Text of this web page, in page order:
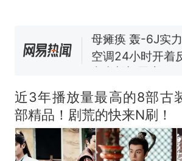
空调24小时开着
电力部门回应
大风力14级
热
十多万人报名
全部作废，公平么
近3年播放量最高的8部古
部精品！剧荒的快来N刷！